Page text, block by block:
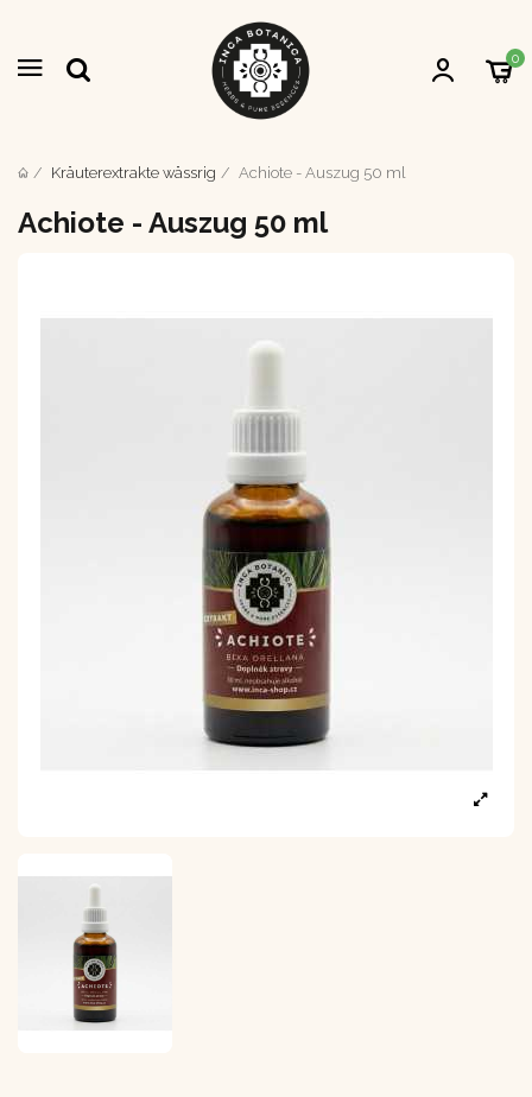
0
Kräuterextrakte wässrig Achiote - Auszug 50 ml
Achiote - Auszug 50 ml